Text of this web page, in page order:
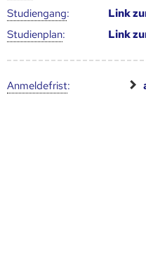
Studien­gang: Link
Studien­plan: Link
Anmelde­frist: